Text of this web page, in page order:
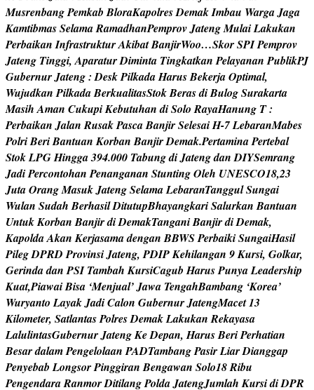
MusrenbangPemkab BloraKapolresDemakImbau WargaJaga
KamtibmasSelamaRamadhanPemprovJatengMulaiLakukan
Perbaikan InfrastrukturAkibatBanjirWoo…SkorSPIPemprov
Jateng Tinggi, AparaturDiminta Tingkatkan Pelayanan PublikPJ
GubernurJateng: DeskPilkadaHarusBekerjaOptimal,
Wujudkan PilkadaBerkualitasStokBerasdiBulogSurakarta
Masih Aman CukupiKebutuhan diSolo RayaHanung T:
Perbaikan Jalan RusakPascaBanjirSelesaiH-7LebaranMabes
PolriBeriBantuan Korban BanjirDemak.PertaminaPertebal
StokLPGHingga394.000 TabungdiJatengdan DIYSemrang
JadiPercontohan Penanganan StuntingOleh UNESCO18,23
JutaOrangMasukJatengSelamaLebaranTanggulSungai
Wulan Sudah BerhasilDitutupBhayangkariSalurkan Bantuan
UntukKorban BanjirdiDemakTanganiBanjirdiDemak,
KapoldaAkan Kerjasamadengan BBWSPerbaikiSungaiHasil
PilegDPRD ProvinsiJateng, PDIPKehilangan 9Kursi, Golkar,
Gerindadan PSI Tambah KursiCagub HarusPunyaLeadership
Kuat,PiawaiBisa ‘Menjual’Jawa TengahBambang ‘Korea’
Wuryanto LayakJadiCalon GubernurJatengMacet13
Kilometer, SatlantasPolresDemakLakukan Rekayasa
LalulintasGubernurJatengKeDepan, HarusBeriPerhatian
BesardalamPengelolaan PADTambangPasirLiarDianggap
Penyebab LongsorPinggiran Bengawan Solo18Ribu
PengendaraRanmorDitilangPoldaJatengJumlah KursidiDPR